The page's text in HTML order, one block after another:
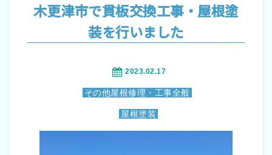
木更津市で貫板交換工事・屋根塗
装を行いました
2023.02.17
その他屋根修理・工事全般
屋根塗装